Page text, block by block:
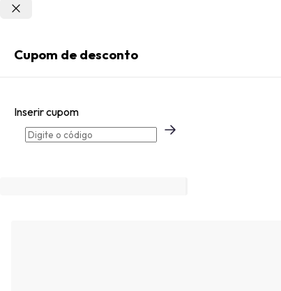
Esqueci minha senha
Acessar com senha temporária
Cupom de desconto
Inserir cupom